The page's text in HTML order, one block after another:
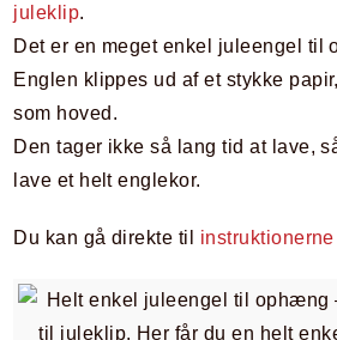
juleklip.
Det er en meget enkel juleengel til
Englen klippes ud af et stykke
som hoved.
Den tager ikke så lang tid at lave,
lave et helt englekor.
Du kan gå direkte til instruktionerne